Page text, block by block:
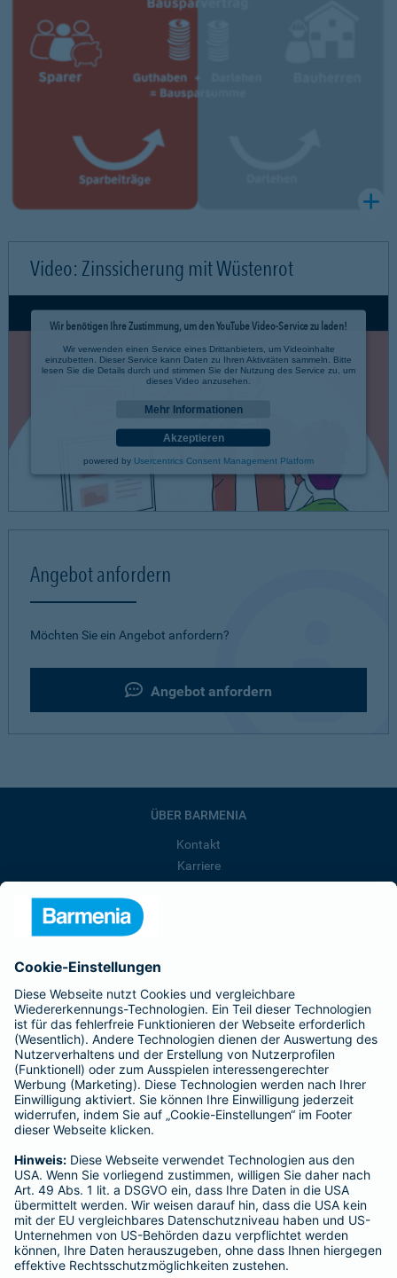
Video: Zinssicherung mit Wüstenrot
Wir benötigen Ihre Zustimmung, um den YouTube Video-Service zu laden!
Wir verwenden einen Service eines Drittanbieters, um Videoinhalte
einzubetten. Dieser Service kann Daten zu Ihren Aktivitäten sammeln. Bitte
lesen Sie die Details durch und stimmen Sie der Nutzung des Service zu, um
dieses Video anzusehen.
Mehr Informationen
Akzeptieren
powered by Usercentrics Consent Management Platform
Angebot anfordern
Möchten Sie ein Angebot anfordern?
Angebot anfordern
ÜBER BARMENIA
Kontakt
Karriere
Presse
Barmenia ist Teil der BarmeniaGothaer
BELIEBTE SEITEN
Kranken-Zusatzversicherung
Tierversicherungen
Haftpflichtversicherung
Hausratversicherung
Adresse ändern
Schaden melden
Kilometerstandsmeldung
Serviceübersicht